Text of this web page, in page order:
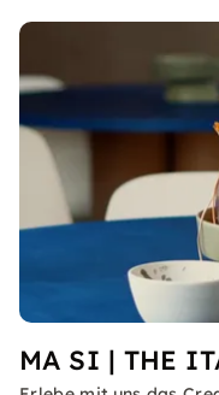
MA SI | THE